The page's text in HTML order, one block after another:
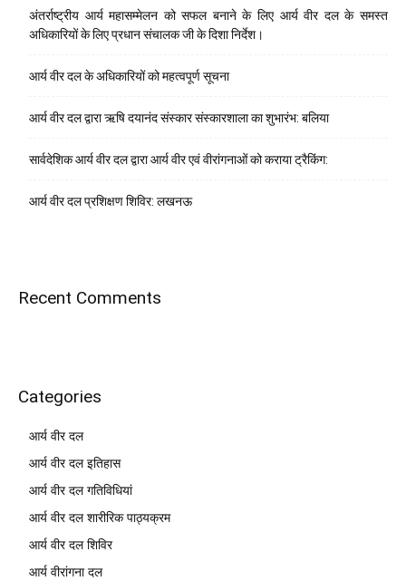
अंतर्राष्ट्रीय आर्य महासम्मेलन को सफल बनाने के लिए आर्य वीर दल के समस्त
अधिकारियों के लिए प्रधान संचालक जी के दिशा निर्देश।
आर्य वीर दल के अधिकारियों को महत्वपूर्ण सूचना
आर्य वीर दल द्वारा ऋषि दयानंद संस्कार संस्कारशाला का शुभारंभ: बलिया
सार्वदेशिक आर्य वीर दल द्वारा आर्य वीर एवं वीरांगनाओं को कराया ट्रैकिंग:
आर्य वीर दल प्रशिक्षण शिविर: लखनऊ
Recent Comments
Categories
आर्य वीर दल
आर्य वीर दल इतिहास
आर्य वीर दल गतिविधियां
आर्य वीर दल शारीरिक पाठ्यक्रम
आर्य वीर दल शिविर
आर्य वीरांगना दल